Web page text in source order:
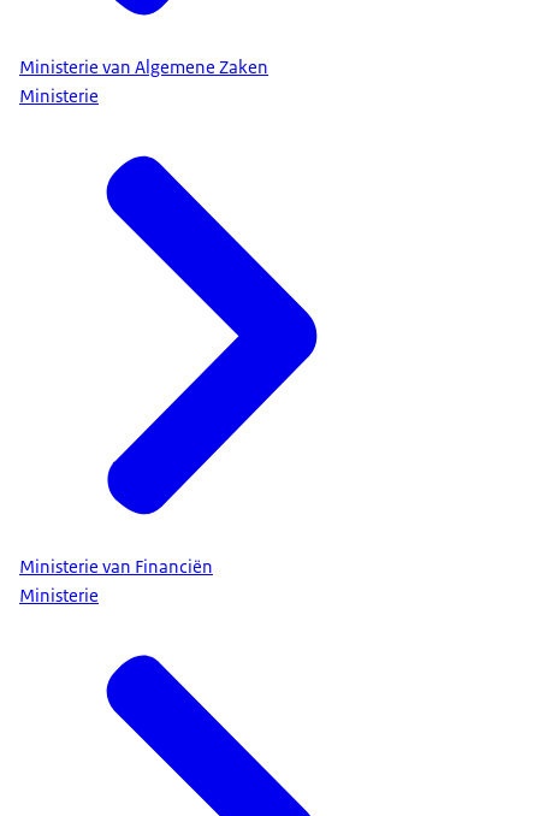
Ministerie van Algemene Zaken
Ministerie
Ministerie van Financiën
Ministerie